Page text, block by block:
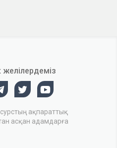
желілердеміз
ақпараттық
асқан адамдарға